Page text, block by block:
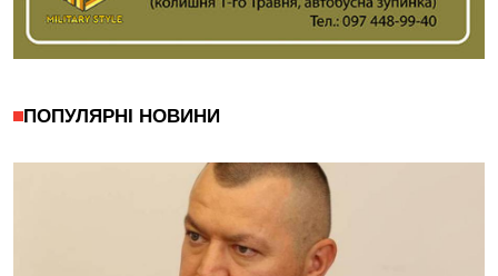
ПОПУЛЯРНІ НОВИНИ